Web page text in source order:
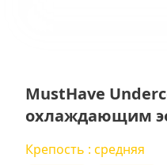
MustHave
охлаждающим
Крепость : средняя